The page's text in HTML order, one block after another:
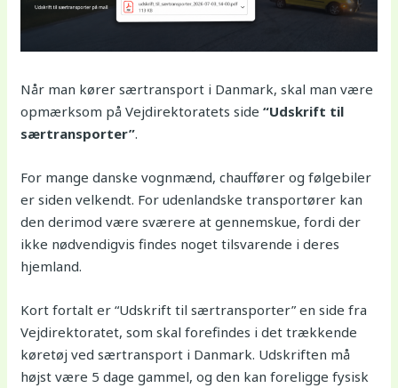
Når man kører særtransport i Danmark, skal man være
opmærksom på Vejdirektoratets side“Udskrift til
særtransporter”.
For mange danske vognmænd, chauffører og følgebiler
er siden velkendt. For udenlandske transportører kan
den derimod være sværere at gennemskue, fordi der
ikke nødvendigvis findes noget tilsvarende i deres
hjemland.
Kort fortalt er “Udskrift til særtransporter” en side fra
Vejdirektoratet, som skal forefindes i det trækkende
køretøj ved særtransport i Danmark. Udskriften må
højst være 5 dage gammel, og den kan foreligge fysisk